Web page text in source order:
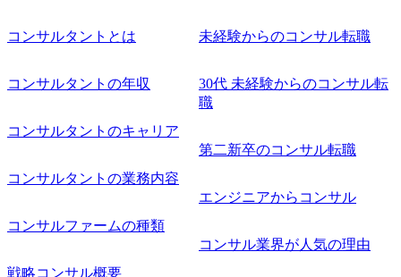
コンサルタントとは
コンサルタントの年収
コンサルタントのキャリア
コンサルタントの業務内容
コンサルファームの種類
戦略コンサル概要
未経験からのコンサル転職
30代 未経験からのコンサル転
職
第二新卒のコンサル転職
エンジニアからコンサル
コンサル業界が人気の理由